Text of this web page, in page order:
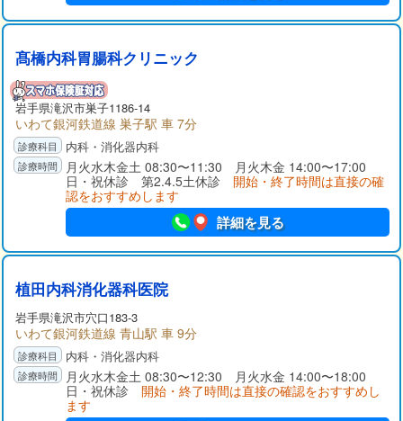
髙橋内科胃腸科クリニック
岩手県滝沢市巣子1186-14
いわて銀河鉄道線 巣子駅 車 7分
内科・消化器内科
月火水木金土 08:30〜11:30 月火木金 14:00〜17:00
日・祝休診 第2.4.5土休診 開始・終了時間は直接の確
認をおすすめします
詳細を見る
植田内科消化器科医院
岩手県滝沢市穴口183-3
いわて銀河鉄道線 青山駅 車 9分
内科・消化器内科
月火水木金土 08:30〜12:30 月火水金 14:00〜18:00
日・祝休診 開始・終了時間は直接の確認をおすすめし
ます